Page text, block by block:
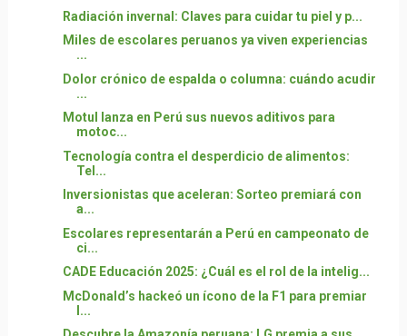
Radiación invernal: Claves para cuidar tu piel y p...
Miles de escolares peruanos ya viven experiencias
...
Dolor crónico de espalda o columna: cuándo acudir
...
Motul lanza en Perú sus nuevos aditivos para
motoc...
Tecnología contra el desperdicio de alimentos:
Tel...
Inversionistas que aceleran: Sorteo premiará con
a...
Escolares representarán a Perú en campeonato de
ci...
CADE Educación 2025: ¿Cuál es el rol de la intelig...
McDonald’s hackeó un ícono de la F1 para premiar
l...